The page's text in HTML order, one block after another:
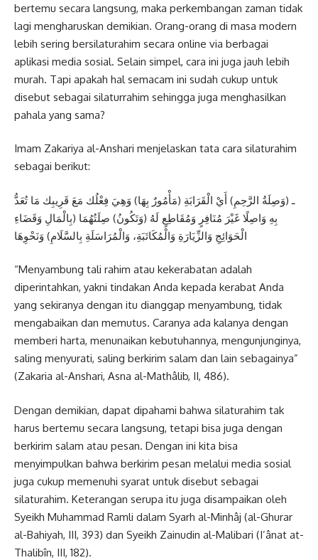
bertemu secara langsung, maka perkembangan zaman tidak
lagi mengharuskan demikian. Orang-orang di masa modern
lebih sering bersilaturahim secara online via berbagai
aplikasi media sosial. Selain simpel, cara ini juga jauh lebih
murah. Tapi apakah hal semacam ini sudah cukup untuk
disebut sebagai silaturrahim sehingga juga menghasilkan
pahala yang sama?
Imam Zakariya al-Anshari menjelaskan tata cara silaturahim
sebagai berikut:
ـ (وَصِلَةُ الرَّحِمِ) أَيْ الْقَرَابَةِ (مَأْمُورٌ بِهَا) وَهِيَ فِعْلُك مَعَ قَرِيبِك مَا تُعَدُّ
بِهِ وَاصِلًا غَيْرَ مُنَافِرٍ وَمُقَاطِعٍ لَهُ (وَتَكُونُ) صِلَتُهُمَا (بِالْمَالِ وَقَضَاءِ
الْحَوَائِجِ وَالزِّيَارَةِ وَالْمُكَاتَبَةِ، وَالْمُرَاسَلَةِ بِالسَّلَامِ) وَنَحْوِهَا
“Menyambung tali rahim atau kekerabatan adalah
diperintahkan, yakni tindakan Anda kepada kerabat Anda
yang sekiranya dengan itu dianggap menyambung, tidak
mengabaikan dan memutus. Caranya ada kalanya dengan
memberi harta, menunaikan kebutuhannya, mengunjunginya,
saling menyurati, saling berkirim salam dan lain sebagainya”
(Zakaria al-Anshari, Asna al-Mathâlib, II, 486).
Dengan demikian, dapat dipahami bahwa silaturahim tak
harus bertemu secara langsung, tetapi bisa juga dengan
berkirim salam atau pesan. Dengan ini kita bisa
menyimpulkan bahwa berkirim pesan melalui media sosial
juga cukup memenuhi syarat untuk disebut sebagai
silaturahim. Keterangan serupa itu juga disampaikan oleh
Syeikh Muhammad Ramli dalam Syarh al-Minhâj (al-Ghurar
al-Bahiyah, III, 393) dan Syeikh Zainudin al-Malibari (I’ânat at-
Thalibîn, III, 182).